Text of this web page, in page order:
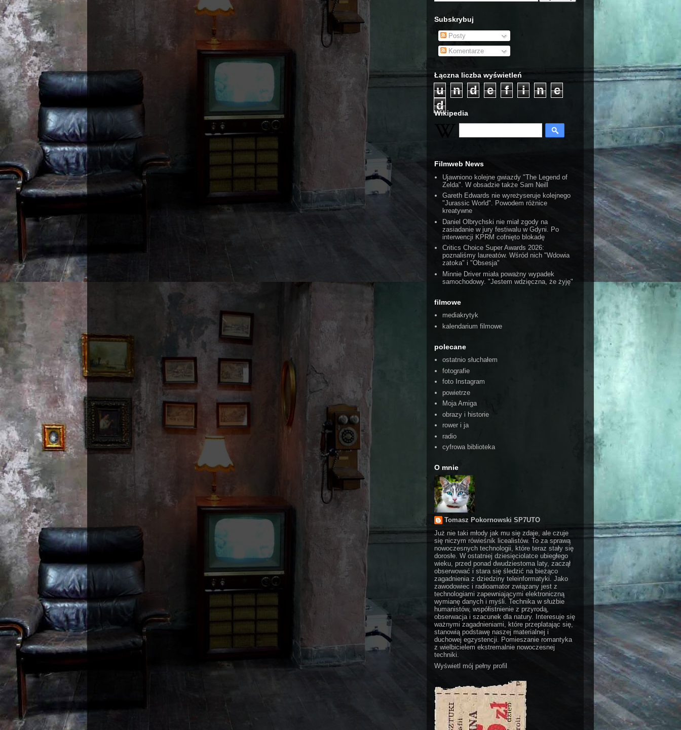
Subskrybuj
Posty
Komentarze
Łączna liczba wyświetleń
u n d e f i n
e
d
Wikipedia
Filmweb News
Ujawniono kolejne gwiazdy "The Legend of
Zelda". W obsadzie także Sam Neill
Gareth Edwards nie wyreżyseruje kolejnego
"Jurassic World". Powodem różnice
kreatywne
Daniel Olbrychski nie miał zgody na
zasiadanie w jury festiwalu w Gdyni. Po
interwencji KPRM cofnięto blokadę
Critics Choice Super Awards 2026:
poznaliśmy laureatów. Wśród nich "Wdowia
zatoka" i "Obsesja"
Minnie Driver miała poważny wypadek
samochodowy. "Jestem wdzięczna, że żyję"
filmowe
mediakrytyk
kalendarium filmowe
polecane
ostatnio słuchałem
fotografie
foto Instagram
powietrze
Moja Amiga
obrazy i historie
rower i ja
radio
cyfrowa biblioteka
O mnie
Tomasz Pokornowski SP7UTO
Już nie taki młody jak mu się zdaje, ale czuje
się niczym rówieśnik licealistów. To za sprawą
nowoczesnych technologii, które teraz stały się
dorosłe. W ostatniej dziesięciolatce ubiegłego
wieku, przed ponad dwudziestoma laty, zaczął
obserwować i stara się śledzić na bieżąco
zagadnienia z dziedziny teleinformatyki. Jako
zawodowiec i radioamator związany jest z
technologiami zapewniającymi elektroniczną
wymianę danych i myśli. Technika w służbie
humanistów, współistnienie z przyrodą,
obserwacja i szacunek dla natury. Interesuje się
ważnymi zagadnieniami, które przeplatając się,
stanowią podstawę naszej materialnej i
duchowej egzystencji. Pomieszanie romantyka
z wielbicielem ekstremalnie nowoczesnej
techniki.
Wyświetl mój pełny profil